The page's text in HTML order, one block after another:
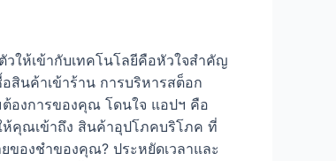
ให้เข้ากับเทคโนโลยีคือหัวใจสำคัญ
สินค้าเข้าร้าน การบริหารสต็อก
องการของคุณ โดนใจ แอปฯ คือ
ห้คุณเข้าถึง สินค้าอุปโภคบริโภค ที่
ของชำของคุณ? ประหยัดเวลาและ